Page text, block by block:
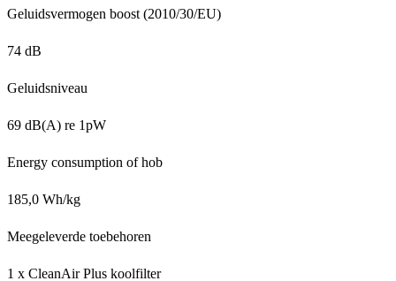
Geluidsvermogen boost (2010/30/EU)
74 dB
Geluidsniveau
69 dB(A) re 1pW
Energy consumption of hob
185,0 Wh/kg
Meegeleverde toebehoren
1 x CleanAir Plus koolfilter